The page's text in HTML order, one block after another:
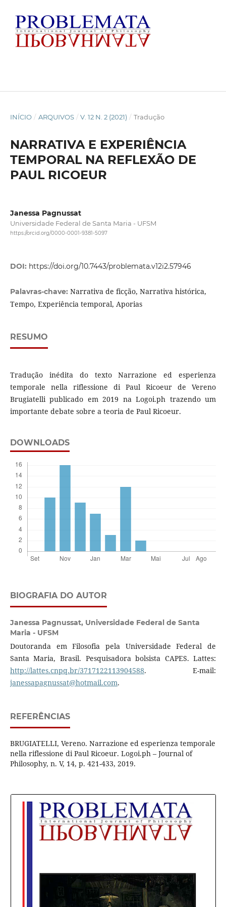
INÍCIO / ARQUIVOS / V. 12 N. 2 (2021) / Tradução
NARRATIVA E EXPERIÊNCIA
TEMPORAL NA REFLEXÃO DE
PAUL RICOEUR
Janessa Pagnussat
Universidade Federal de Santa Maria - UFSM
https://orcid.org/0000-0001-9381-5097
DOI: https://doi.org/10.7443/problemata.v12i2.57946
Palavras-chave: Narrativa de ficção, Narrativa histórica,
Tempo, Experiência temporal, Aporias
RESUMO
Tradução inédita do texto Narrazione ed esperienza
temporale nella riflessione di Paul Ricoeur de Vereno
Brugiatelli publicado em 2019 na Logoi.ph trazendo um
importante debate sobre a teoria de Paul Ricoeur.
DOWNLOADS
BIOGRAFIA DO AUTOR
Janessa Pagnussat, Universidade Federal de Santa
Maria - UFSM
Doutoranda em Filosofia pela Universidade Federal de
Santa Maria, Brasil. Pesquisadora bolsista CAPES. Lattes:
http://lattes.cnpq.br/3717122113904588. E-mail:
janessapagnussat@hotmail.com.
REFERÊNCIAS
BRUGIATELLI, Vereno. Narrazione ed esperienza temporale
nella riflessione di Paul Ricoeur. Logoi.ph – Journal of
Philosophy, n. V, 14, p. 421-433, 2019.